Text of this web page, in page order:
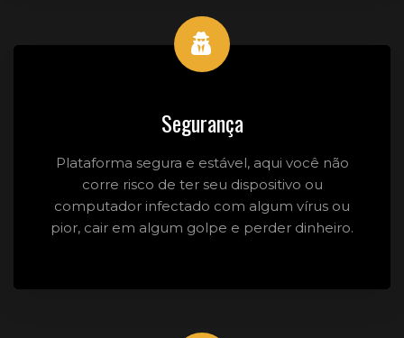
Segurança
Plataforma segura e estável, aqui você não
corre risco de ter seu dispositivo ou
computador infectado com algum vírus ou
pior, cair em algum golpe e perder dinheiro.